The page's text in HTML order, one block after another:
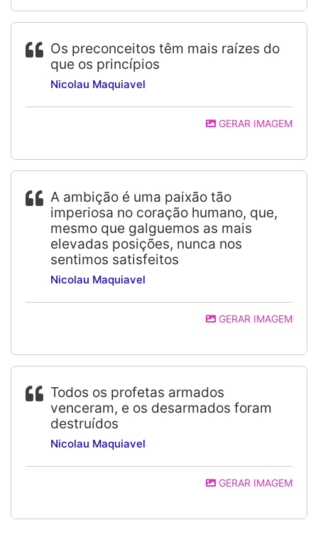
Os preconceitos têm mais raízes do
que os princípios
Nicolau Maquiavel
GERAR IMAGEM
A ambição é uma paixão tão
imperiosa no coração humano, que,
mesmo que galguemos as mais
elevadas posições, nunca nos
sentimos satisfeitos
Nicolau Maquiavel
GERAR IMAGEM
Todos os profetas armados
venceram, e os desarmados foram
destruídos
Nicolau Maquiavel
GERAR IMAGEM